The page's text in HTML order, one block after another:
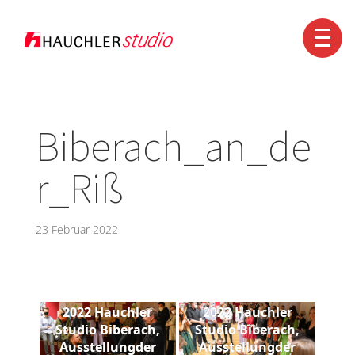
Biberach_an_de
r_Riß
23 Februar 2022
2022 Hauchler
Studio Biberach,
Ausstellungder
2022 Hauchler
Studio Biberach,
Ausstellungder